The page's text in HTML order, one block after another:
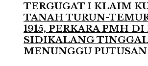
TERGUGAT I KLAIM
TANAH TURUN-
1915, PERKARA PMH DI
SIDIKALANG TINGGAL
MENUNGGU PUTUSAN